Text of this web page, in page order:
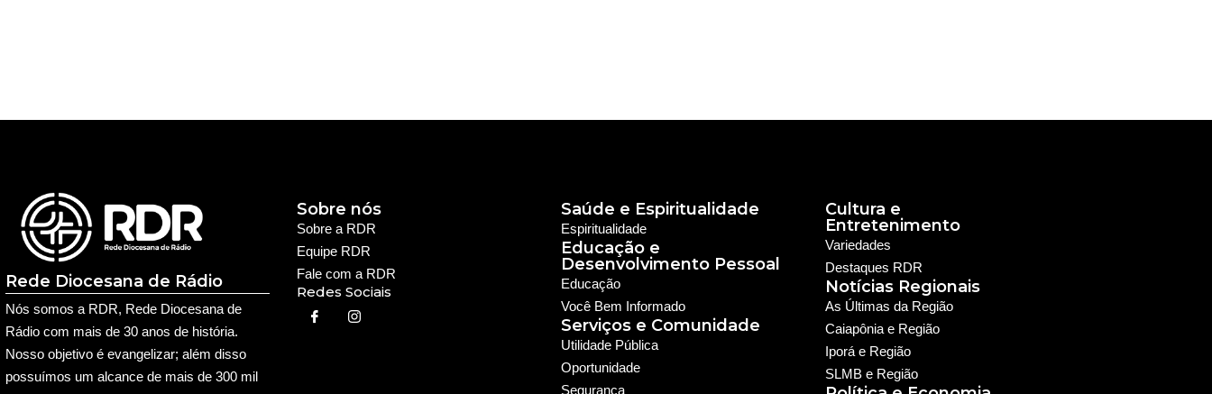
Rede Diocesana de Rádio
Nós somos a RDR, Rede Diocesana de
Rádio com mais de 30 anos de história.
Nosso objetivo é evangelizar; além disso
possuímos um alcance de mais de 300 mil
Sobre a RDR
Equipe RDR
Fale com a RDR
Redes Sociais
Sobre nós Saúde e Espiritualidade
Espiritualidade
Educação e
Desenvolvimento Pessoal
Educação
Você Bem Informado
Serviços e Comunidade
Utilidade Pública
Oportunidade
Segurança
Cultura e
Entretenimento
Notícias Regionais
As Últimas da Região
Caiapônia e Região
Iporá e Região
SLMB e Região
Variedades
Destaques RDR